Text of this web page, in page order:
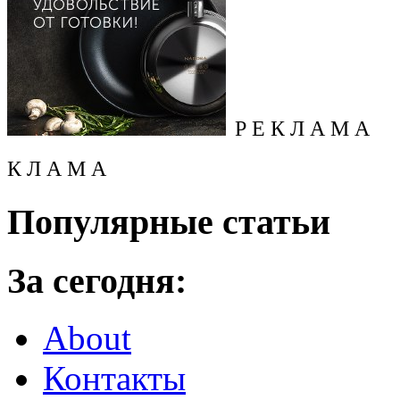
Р Е К Л А М А
К Л А М А
Популярные статьи
За сегодня:
About
Контакты